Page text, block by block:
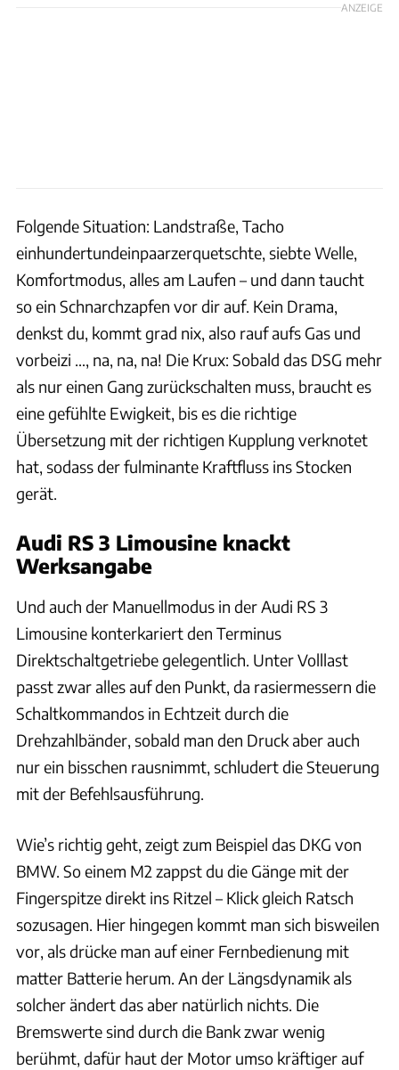
ANZEIGE
Folgende Situation: Landstraße, Tacho
einhundertundeinpaarzerquetschte, siebte Welle,
Komfortmodus, alles am Laufen – und dann taucht
so ein Schnarchzapfen vor dir auf. Kein Drama,
denkst du, kommt grad nix, also rauf aufs Gas und
vorbeizi …, na, na, na! Die Krux: Sobald das DSG mehr
als nur einen Gang zurückschalten muss, braucht es
eine gefühlte Ewigkeit, bis es die richtige
Übersetzung mit der richtigen Kupplung verknotet
hat, sodass der fulminante Kraftfluss ins Stocken
gerät.
Audi RS 3 Limousine knackt
Werksangabe
Und auch der Manuellmodus in der Audi RS 3
Limousine konterkariert den Terminus
Direktschaltgetriebe gelegentlich. Unter Volllast
passt zwar alles auf den Punkt, da rasiermessern die
Schaltkommandos in Echtzeit durch die
Drehzahlbänder, sobald man den Druck aber auch
nur ein bisschen rausnimmt, schludert die Steuerung
mit der Befehlsausführung.
Wie’s richtig geht, zeigt zum Beispiel das DKG von
BMW. So einem M2 zappst du die Gänge mit der
Fingerspitze direkt ins Ritzel – Klick gleich Ratsch
sozusagen. Hier hingegen kommt man sich bisweilen
vor, als drücke man auf einer Fernbedienung mit
matter Batterie herum. An der Längsdynamik als
solcher ändert das aber natürlich nichts. Die
Bremswerte sind durch die Bank zwar wenig
berühmt, dafür haut der Motor umso kräftiger auf